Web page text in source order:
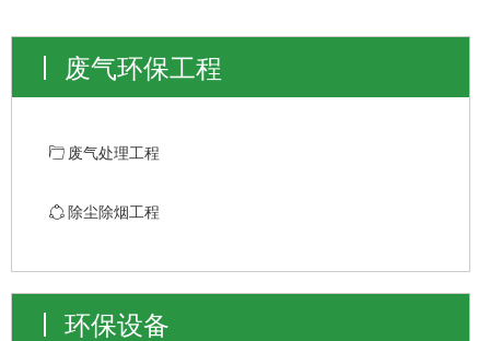
ꄁ 废气处理工程
ꁢ 除尘除烟工程
废气环保工程
环保设备